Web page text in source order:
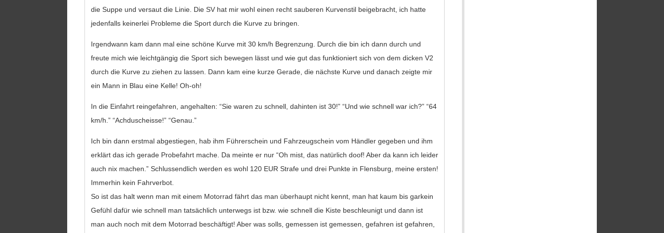
die Suppe und versaut die Linie. Die SV hat mir wohl einen recht sauberen Kurvenstil beigebracht, ich hatte
jedenfalls keinerlei Probleme die Sport durch die Kurve zu bringen.
Irgendwann kam dann mal eine schöne Kurve mit 30 km/h Begrenzung. Durch die bin ich dann durch und
freute mich wie leichtgängig die Sport sich bewegen lässt und wie gut das funktioniert sich von dem dicken V2
durch die Kurve zu ziehen zu lassen. Dann kam eine kurze Gerade, die nächste Kurve und danach zeigte mir
ein Mann in Blau eine Kelle! Oh-oh!
In die Einfahrt reingefahren, angehalten: “Sie waren zu schnell, dahinten ist 30!” “Und wie schnell war ich?” “64
km/h.” “Achduscheisse!” “Genau.”
Ich bin dann erstmal abgestiegen, hab ihm Führerschein und Fahrzeugschein vom Händler gegeben und ihm
erklärt das ich gerade Probefahrt mache. Da meinte er nur “Oh mist, das natürlich doof! Aber da kann ich leider
auch nix machen.” Schlussendlich werden es wohl 120 EUR Strafe und drei Punkte in Flensburg, meine ersten!
Immerhin kein Fahrverbot.
So ist das halt wenn man mit einem Motorrad fährt das man überhaupt nicht kennt, man hat kaum bis garkein
Gefühl dafür wie schnell man tatsächlich unterwegs ist bzw. wie schnell die Kiste beschleunigt und dann ist
man auch noch mit dem Motorrad beschäftigt! Aber was solls, gemessen ist gemessen, gefahren ist gefahren,